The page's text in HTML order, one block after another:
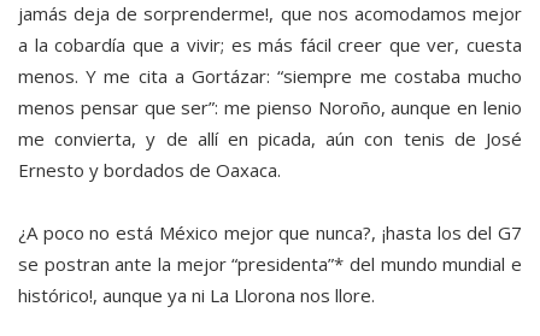
jamás deja de sorprenderme!, que nos acomodamos mejor
a la cobardía que a vivir; es más fácil creer que ver, cuesta
menos. Y me cita a Gortázar: “siempre me costaba mucho
menos pensar que ser”: me pienso Noroño, aunque en lenio
me convierta, y de allí en picada, aún con tenis de José
Ernesto y bordados de Oaxaca.
¿A poco no está México mejor que nunca?, ¡hasta los del G7
se postran ante la mejor “presidenta”* del mundo mundial e
histórico!, aunque ya ni La Llorona nos llore.